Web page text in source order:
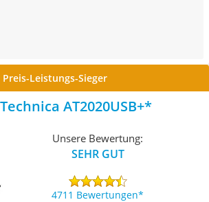
Preis-Leistungs-Sieger
AT2020USB+
Unsere Bewertung:
SEHR GUT
4711 Bewertungen